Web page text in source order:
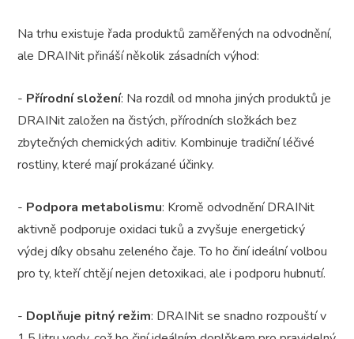
Na trhu existuje řada produktů zaměřených na odvodnění,
ale DRAINit přináší několik zásadních výhod:
- Přírodní složení: Na rozdíl od mnoha jiných produktů je
DRAINit založen na čistých, přírodních složkách bez
zbytečných chemických aditiv. Kombinuje tradiční léčivé
rostliny, které mají prokázané účinky.
- Podpora metabolismu: Kromě odvodnění DRAINit
aktivně podporuje oxidaci tuků a zvyšuje energetický
výdej díky obsahu zeleného čaje. To ho činí ideální volbou
pro ty, kteří chtějí nejen detoxikaci, ale i podporu hubnutí.
- Doplňuje pitný režim: DRAINit se snadno rozpouští v